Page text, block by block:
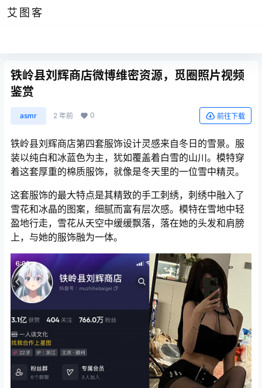
艾图客
铁岭县刘辉商店微博维密资源，觅圈照片视频
鉴赏
asmr 2 年前 0 前往下载
铁岭县刘辉商店第四套服饰设计灵感来自冬日的雪景。服
装以纯白和冰蓝色为主，犹如覆盖着白雪的山川。模特穿
着这套厚重的棉质服饰，就像是冬天里的一位雪中精灵。
这套服饰的最大特点是其精致的手工刺绣，刺绣中融入了
雪花和冰晶的图案，细腻而富有层次感。模特在雪地中轻
盈地行走，雪花从天空中缓缓飘落，落在她的头发和肩膀
上，与她的服饰融为一体。